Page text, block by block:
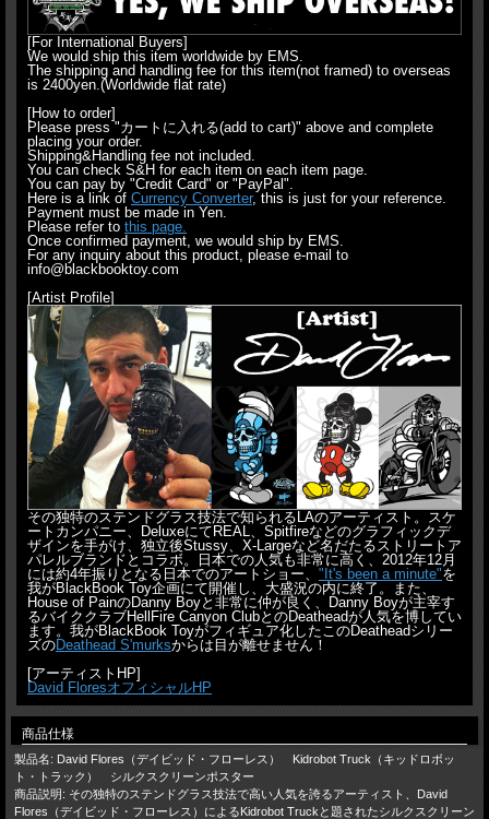
[For International Buyers]
We would ship this item worldwide by EMS.
The shipping and handling fee for this item(not framed) to overseas
is 2400yen.(Worldwide flat rate)
[How to order]
Please press "カートに入れる(add to cart)" above and complete
placing your order.
Shipping&Handling fee not included.
You can check S&H for each item on each item page.
You can pay by "Credit Card" or "PayPal".
Here is a link of Currency Converter, this is just for your reference.
Payment must be made in Yen.
Please refer to this page.
Once confirmed payment, we would ship by EMS.
For any inquiry about this product, please e-mail to
info@blackbooktoy.com
[Artist Profile]
その独特のステンドグラス技法で知られるLAのアーティスト。スケ
ートカンパニー、DeluxeにてREAL、Spitfireなどのグラフィックデ
ザインを手がけ、独立後Stussy、X-Largeなど名だたるストリートア
パレルブランドとコラボ。日本での人気も非常に高く、2012年12月
には約4年振りとなる日本でのアートショー、 "It's been a minute"を
我がBlackBook Toy企画にて開催し、大盛況の内に終了。また、
House of PainのDanny Boyと非常に仲が良く、Danny Boyが主宰す
るバイククラブHellFire Canyon ClubとのDeatheadが人気を博してい
ます。我がBlackBook Toyがフィギュア化したこのDeatheadシリー
ズのDeathead S'murksからは目が離せません！
[アーティストHP]
David FloresオフィシャルHP
商品仕様
製品名: David Flores（デイビッド・フローレス） Kidrobot Truck（キッドロボッ
ト・トラック） シルクスクリーンポスター
商品説明: その独特のステンドグラス技法で高い人気を誇るアーティスト、David
Flores（デイビッド・フローレス）によるKidrobot Truckと題されたシルクスクリーン